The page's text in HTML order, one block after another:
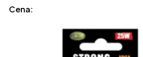
Cena: